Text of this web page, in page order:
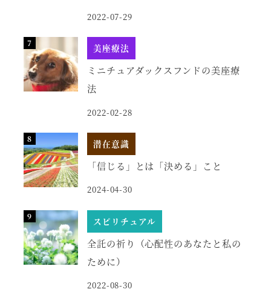
2022-07-29
美座療法
ミニチュアダックスフンドの美座療
法
2022-02-28
潜在意識
「信じる」とは「決める」こと
2024-04-30
スピリチュアル
全託の祈り（心配性のあなたと私の
ために）
2022-08-30